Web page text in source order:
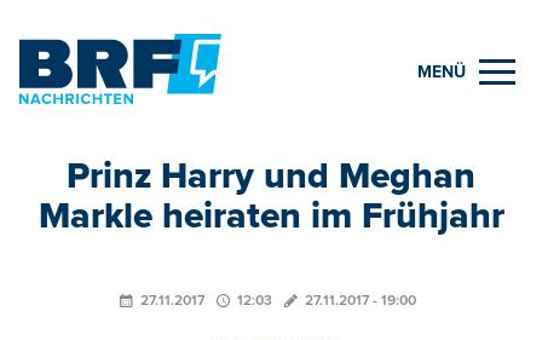
MENÜ
Prinz Harry und Meghan
Markle heiraten im Frühjahr
27.11.2017 12:03 27.11.2017 - 19:00